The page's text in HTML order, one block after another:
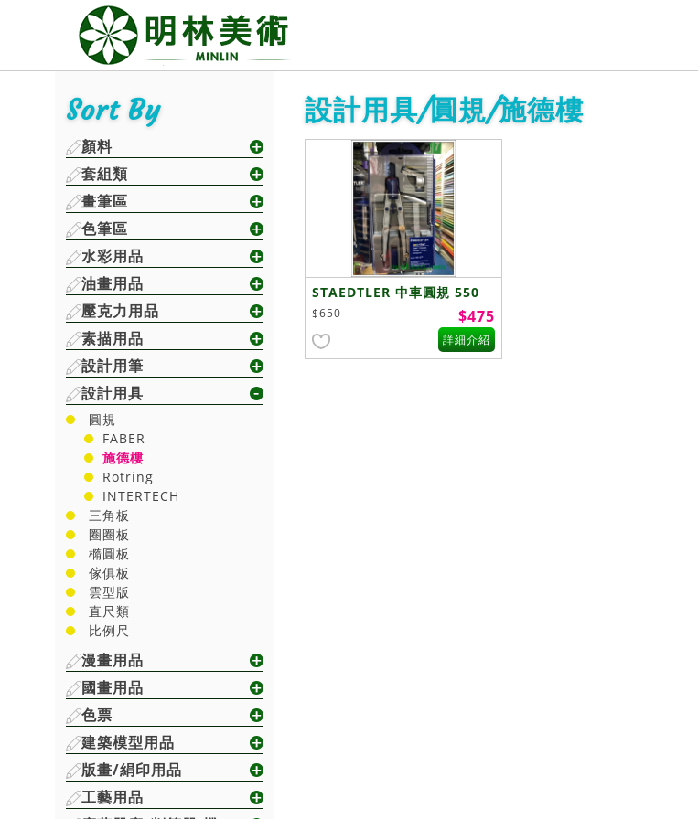
Sort By
顏料
套組類
畫筆區
色筆區
水彩用品
油畫用品
壓克力用品
素描用品
設計用筆
設計用具
圓規
FABER
施德樓
Rotring
INTERTECH
三角板
圈圈板
橢圓板
傢俱板
雲型版
直尺類
比例尺
漫畫用品
國畫用品
色票
建築模型用品
版畫/絹印用品
工藝用品
設計用具/圓規/施德樓
STAEDTLER 中車圓規 550
02
$650 $475
詳細介紹